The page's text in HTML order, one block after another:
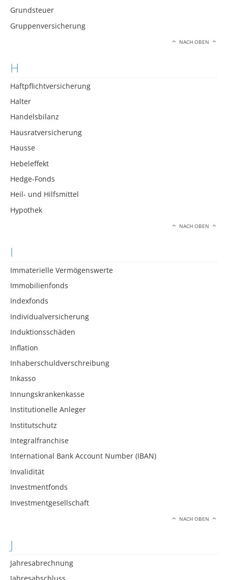
Grundsteuer
Gruppenversicherung
NACH OBEN
H
Haftpflichtversicherung
Halter
Handelsbilanz
Hausratversicherung
Hausse
Hebeleffekt
Hedge-Fonds
Heil- und Hilfsmittel
Hypothek
NACH OBEN
I
Immaterielle Vermögenswerte
Immobilienfonds
Indexfonds
Individualversicherung
Induktionsschäden
Inflation
Inhaberschuldverschreibung
Inkasso
Innungskrankenkasse
Institutionelle Anleger
Institutschutz
Integralfranchise
International Bank Account Number (IBAN)
Invalidität
Investmentfonds
Investmentgesellschaft
NACH OBEN
J
Jahresabrechnung